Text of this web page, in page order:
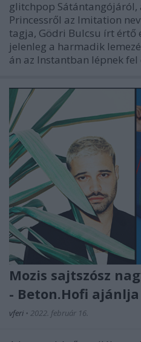
glitchpop Sátántangójáról,
Princessről az Imitation
tagja, Gödri Bulcsu írt értő
jelenleg a harmadik
án az Instantban lépnek
Mozis sajtszósz
- Beton.Hofi
vferi • 2022. február 16.